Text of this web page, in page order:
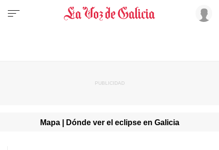
Mapa | Dónde ver el eclipse en Galicia